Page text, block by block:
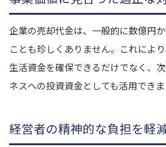
企業の売却代金は、一般的に数億円
ことも珍しくありません。これによ
生活資金を確保できるだけでなく、
ネスへの投資資金としても活用できま
経営者の精神的な負担を軽